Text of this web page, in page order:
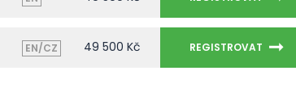
EN/CZ 49 500 Kč REGISTROVAT